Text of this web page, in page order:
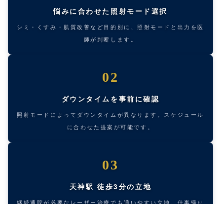
悩みに合わせた照射モード選択
シミ・くすみ・肌質改善など目的別に、照射モードと出力を医
師が判断します。
02
ダウンタイムを事前に確認
照射モードによってダウンタイムが異なります。スケジュール
に合わせた提案が可能です。
03
天神駅 徒歩3分の立地
継続通院が必要なレーザー治療でも通いやすい立地。仕事帰り